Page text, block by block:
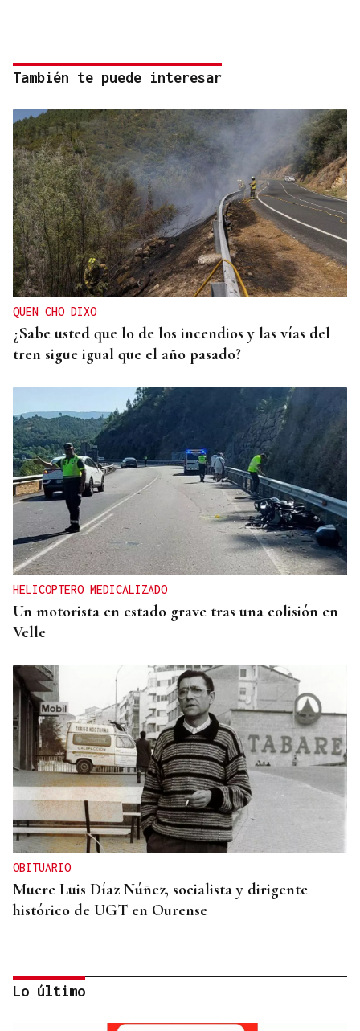
También te puede interesar
QUEN CHO DIXO
¿Sabe usted que lo de los incendios y las vías del
tren sigue igual que el año pasado?
HELICOPTERO MEDICALIZADO
Un motorista en estado grave tras una colisión en
Velle
OBITUARIO
Muere Luis Díaz Núñez, socialista y dirigente
histórico de UGT en Ourense
Lo último